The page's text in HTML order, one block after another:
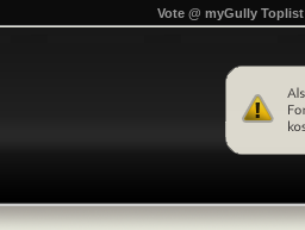
Vote @ myGully Toplist